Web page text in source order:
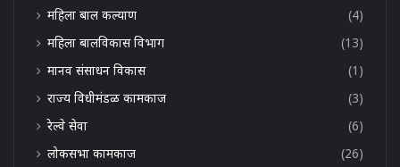
महिला बाल कल्याण
(4)
महिला बालविकास विभाग
(13)
मानव संसाधन विकास
(1)
राज्य विधीमंडळ कामकाज
(3)
रेल्वे सेवा
(6)
लोकसभा कामकाज
(26)